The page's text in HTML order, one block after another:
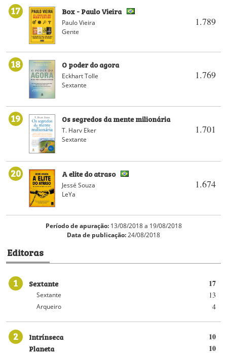
17
1.789
Box - Paulo Vieira
Paulo Vieira
Gente
18
1.769
O poder do agora
Eckhart Tolle
Sextante
19
1.701
Os segredos da mente milionária
T. Harv Eker
Sextante
20
1.674
A elite do atraso
Jessé Souza
LeYa
Período de apuração:13/08/2018 a 19/08/2018
Data de publicação:24/08/2018
Editoras
1 17
Sextante
13
Sextante
4
Arqueiro
2 10
Intrínseca
10
Planeta